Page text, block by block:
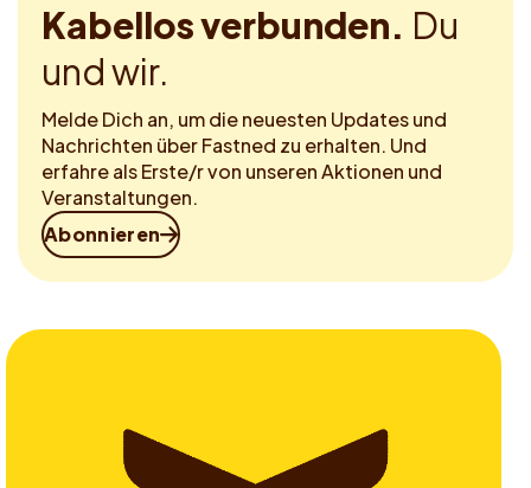
Kabellos verbunden. Du
und wir.
Melde Dich an, um die neuesten Updates und
Nachrichten über Fastned zu erhalten. Und
erfahre als Erste/r von unseren Aktionen und
Veranstaltungen.
Abonnieren